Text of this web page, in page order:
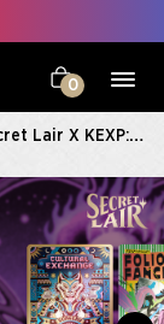
0
X KEXP: You Are Not Alone Foil Edition